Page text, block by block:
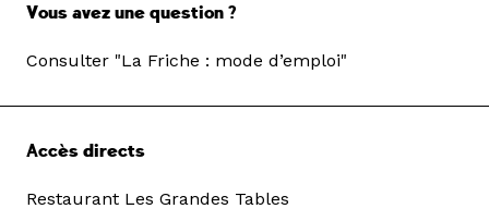
Vous avez une question ?
Consulter "La Friche : mode d’emploi"
Accès directs
Restaurant Les Grandes Tables